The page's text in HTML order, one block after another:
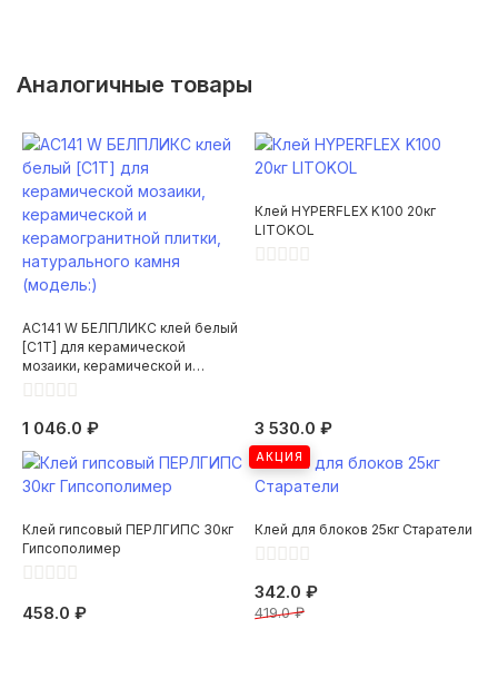
Аналогичные товары
AC141 W БЕЛПЛИКС клей белый
[С1T] для керамической
мозаики, керамической и
керамогранитной плитки,
1 046.0 ₽
Клей HYPERFLEX K100 20кг
LITOKOL
3 530.0 ₽
Клей гипсовый ПЕРЛГИПС 30кг
Гипсополимер
458.0 ₽
АКЦИЯ
Клей для блоков 25кг Старатели
342.0 ₽
419.0 ₽